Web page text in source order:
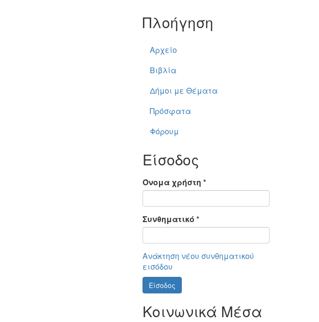
Πλοήγηση
Αρχείο
Βιβλία
Δήμοι με Θέματα
Πρόσφατα
Φόρουμ
Είσοδος
Όνομα χρήστη *
Συνθηματικό *
Ανάκτηση νέου συνθηματικού
εισόδου
Είσοδος
Κοινωνικά Μέσα